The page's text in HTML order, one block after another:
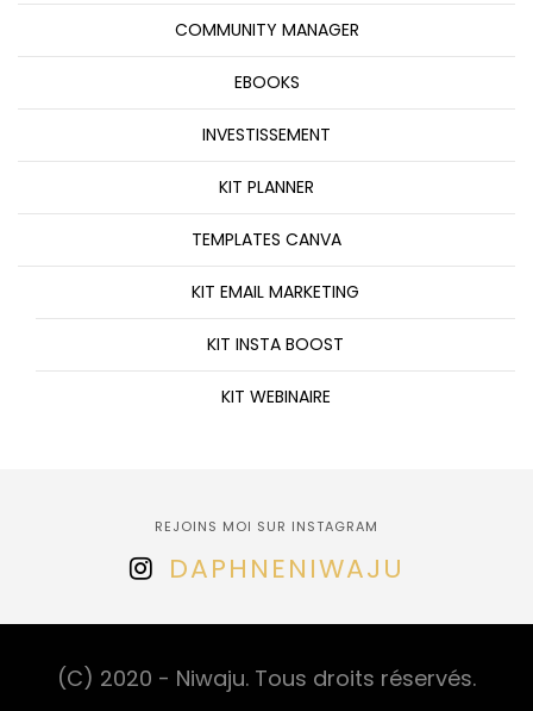
COMMUNITY MANAGER
EBOOKS
INVESTISSEMENT
KIT PLANNER
TEMPLATES CANVA
KIT EMAIL MARKETING
KIT INSTA BOOST
KIT WEBINAIRE
REJOINS MOI SUR INSTAGRAM
DAPHNENIWAJU
(C) 2020 - Niwaju. Tous droits réservés.